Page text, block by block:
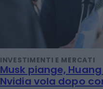
INVESTIMENTI E MERCATI
Musk piange,
Nvidia vola dopo